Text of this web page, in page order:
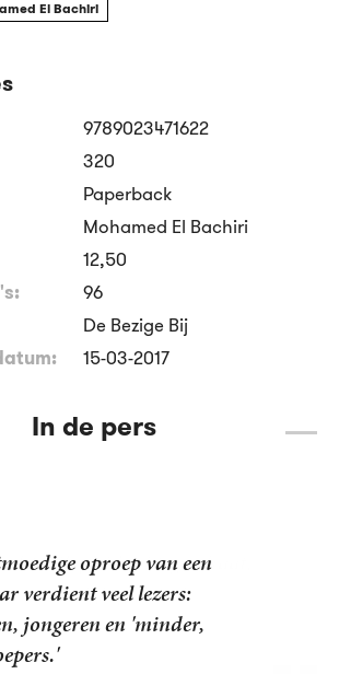
El Bachiri
9789023471622
320
Paperback
Mohamed El Bachiri
12,50
96
De Bezige Bij
15-03-2017
In de pers
oproep van een
verdient veel lezers:
jongeren en 'minder,